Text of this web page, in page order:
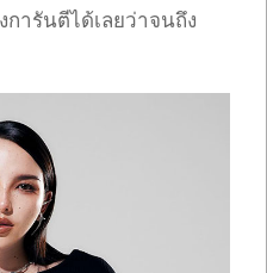
ารันตีได้เลยว่าจนถึง